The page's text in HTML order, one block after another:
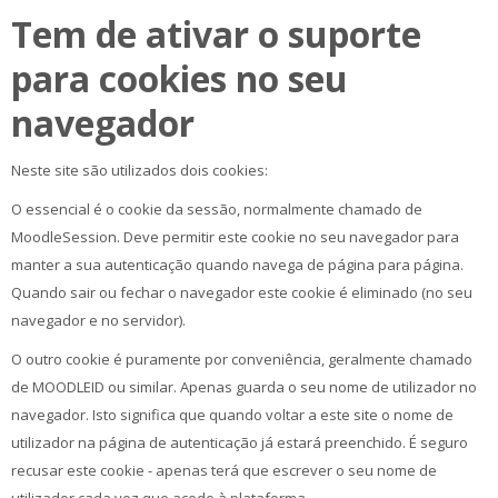
Tem de ativar o suporte
para cookies no seu
navegador
Neste site são utilizados dois cookies:
O essencial é o cookie da sessão, normalmente chamado de
MoodleSession. Deve permitir este cookie no seu navegador para
manter a sua autenticação quando navega de página para página.
Quando sair ou fechar o navegador este cookie é eliminado (no seu
navegador e no servidor).
O outro cookie é puramente por conveniência, geralmente chamado
de MOODLEID ou similar. Apenas guarda o seu nome de utilizador no
navegador. Isto significa que quando voltar a este site o nome de
utilizador na página de autenticação já estará preenchido. É seguro
recusar este cookie - apenas terá que escrever o seu nome de